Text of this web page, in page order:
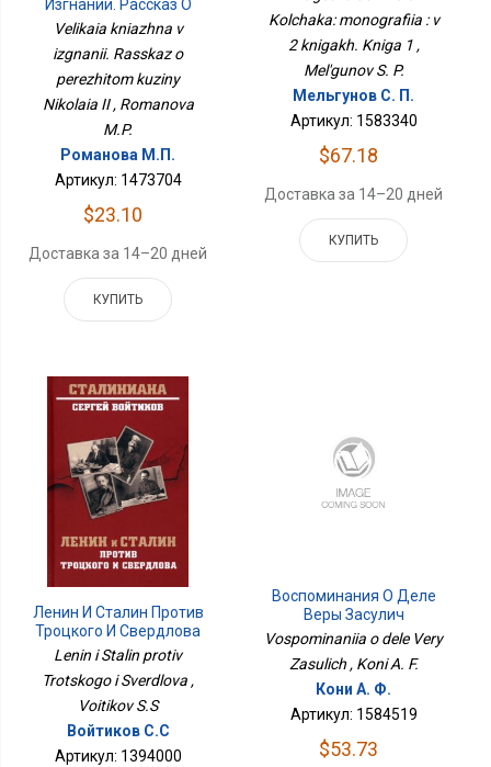
Изгнании. Рассказ О
Пережитом Кузины
Velikaia kniazhna v
izgnanii. Rasskaz o
perezhitom kuziny
Nikolaia II , Romanova
M.P.
Романова М.П.
Артикул: 1473704
$23.10
Доставка за 14–20 дней
КУПИТЬ
Kolchaka: monografiia : v
2 knigakh. Kniga 1 ,
Mel'gunov S. P.
Мельгунов С. П.
Артикул: 1583340
$67.18
Доставка за 14–20 дней
КУПИТЬ
Ленин И Сталин Против
Троцкого И Свердлова
Lenin i Stalin protiv
Trotskogo i Sverdlova ,
Voitikov S.S
Войтиков С.С
Артикул: 1394000
Воспоминания О Деле
Веры Засулич
Vospominaniia o dele Very
Zasulich , Koni A. F.
Кони А. Ф.
Артикул: 1584519
$53.73